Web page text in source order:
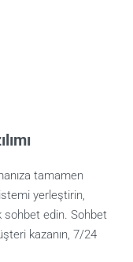
tamamen
yerleştirin,
sohbet edin. Sohbet
kazanın, 7/24